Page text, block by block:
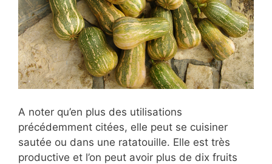
A noter qu’en plus des utilisations
précédemment citées, elle peut se cuisiner
sautée ou dans une ratatouille. Elle est très
productive et l’on peut avoir plus de dix fruits